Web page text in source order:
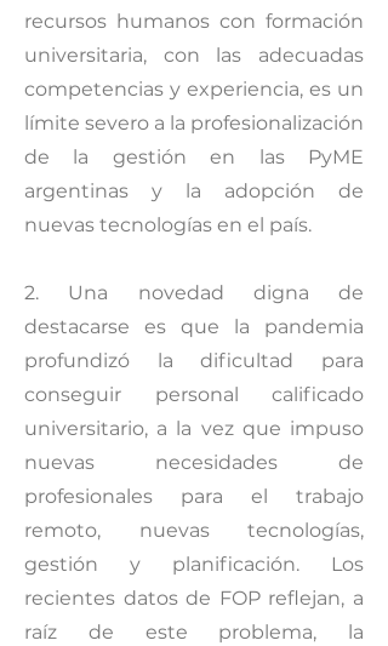
recursos humanos con formación
universitaria, con las adecuadas
competencias y experiencia, es un
límite severo a la profesionalización
de la gestión en las PyME
argentinas y la adopción de
nuevas tecnologías en el país.
2. Una novedad digna de
destacarse es que la pandemia
profundizó la dificultad para
conseguir personal calificado
universitario, a la vez que impuso
nuevas necesidades de
profesionales para el trabajo
remoto, nuevas tecnologías,
gestión y planificación. Los
recientes datos de FOP reflejan, a
raíz de este problema, la